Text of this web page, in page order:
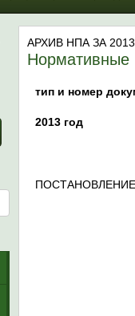
АРХИВ НПА ЗА 2013
тип и номер
2013 год